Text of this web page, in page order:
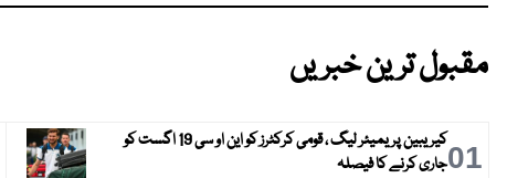
مقبول ترین خبریں
01
کیریبین پریمیئر لیگ ، قومی کرکٹرز کو این او سی 19 اگست کو
جاری کرنے کا فیصلہ